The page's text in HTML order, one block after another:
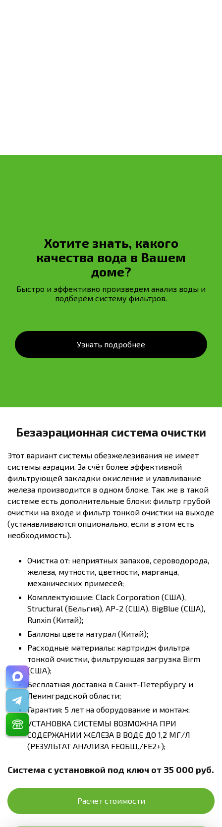
Хотите знать, какого
качества вода в Вашем
доме?
Быстро и эффективно произведем анализ воды и
подберём систему фильтров.
Узнать подробнее
Безаэрационная система очистки
Этот вариант системы обезжелезивания не имеет
системы аэрации. За счёт более эффективной
фильтрующей закладки окисление и улавливание
железа производится в одном блоке. Так же в такой
системе есть дополнительные блоки: фильтр грубой
очистки на входе и фильтр тонкой очистки на выходе
(устанавливаются опционально, если в этом есть
необходимость).
Очистка от: неприятных запахов, сероводорода,
железа, мутности, цветности, марганца,
механических примесей;
Комплектующие: Clack Corporation (США),
Structural (Бельгия), AP-2 (США), BigBlue (США),
Runxin (Китай);
Баллоны цвета натурал (Китай);
Расходные материалы: картридж фильтра
тонкой очистки, фильтрующая загрузка Birm
(США);
Бесплатная доставка в Санкт-Петербургу и
Ленинградской области;
Гарантия: 5 лет на оборудование и монтаж;
УСТАНОВКА СИСТЕМЫ ВОЗМОЖНА ПРИ
СОДЕРЖАНИИ ЖЕЛЕЗА В ВОДЕ ДО 1,2 МГ/Л
(РЕЗУЛЬТАТ АНАЛИЗА FEОБЩ./FE2+);
Система с установкой под ключ от 35 000 руб.
Расчет стоимости